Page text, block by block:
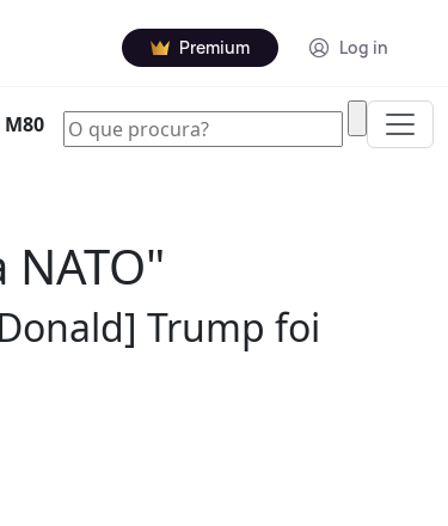
Premium Log in
M80
Trump foi